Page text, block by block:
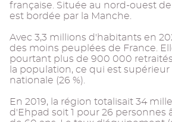
française. Située au nord-ouest de
est bordée par la Manche.
Avec 3,3 millions d'habitants en
des moins peuplées de France.
pourtant plus de 900 000
la population, ce qui est
nationale (26 %).
En 2019, la région totalisait 34
d'Ehpad soit 1 pour 26 personnes